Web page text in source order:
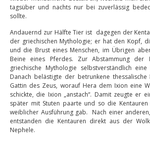
tagsüber und nachts nur bei zuverlässig
sollte.
Andauernd zur Hälfte Tier ist dagegen der
der griechischen Mythologie; er hat den Kopf,
und die Brust eines Menschen, im Übrigen
Beine eines Pferdes. Zur Abstammung der
griechische Mythologie selbstverständlich
Danach belästigte der betrunkene
Gattin des Zeus, worauf Hera dem Ixion eine
schickte, die Ixion „anstach“. Damit zeugte er
später mit Stuten paarte und so die
weiblicher Ausführung gab. Nach einer
entstanden die Kentauren direkt aus der
Nephele.